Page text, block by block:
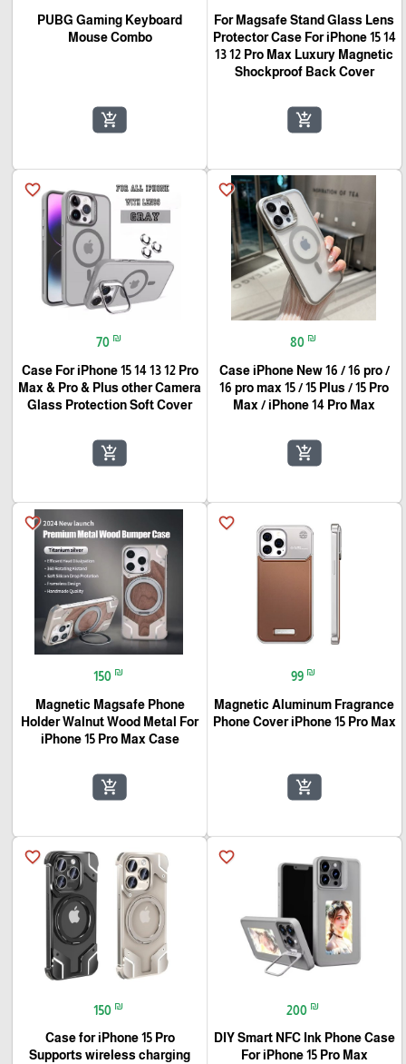
For Magsafe Stand Glass Lens
Protector Case For iPhone 15 14
13 12 Pro Max Luxury Magnetic
Shockproof Back Cover
add_shopping_cart
PUBG Gaming Keyboard
Mouse Combo
add_shopping_cart
favorite_border
80 ₪
Case iPhone New 16 / 16 pro /
16 pro max 15 / 15 Plus / 15 Pro
Max / iPhone 14 Pro Max
add_shopping_cart
favorite_border
70 ₪
Case For iPhone 15 14 13 12 Pro
Max & Pro & Plus other Camera
Glass Protection Soft Cover
add_shopping_cart
favorite_border
99 ₪
Magnetic Aluminum Fragrance
Phone Cover iPhone 15 Pro Max
add_shopping_cart
favorite_border
150 ₪
Magnetic Magsafe Phone
Holder Walnut Wood Metal For
iPhone 15 Pro Max Case
add_shopping_cart
favorite_border
200 ₪
DIY Smart NFC Ink Phone Case
For iPhone 15 Pro Max
favorite_border
150 ₪
Case for iPhone 15 Pro
Supports wireless charging